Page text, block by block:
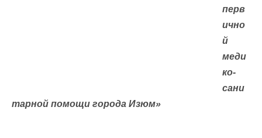
перв
ично
й
меди
ко-
сани
тарной помощи города Изюм»